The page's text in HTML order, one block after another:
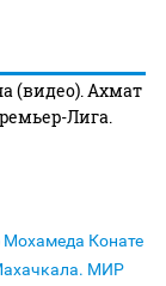
(видео). Ахмат
Лига.
Конате
МИР